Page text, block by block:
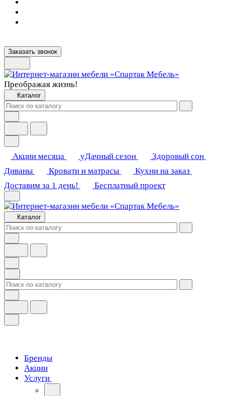
Заказать звонок
Преображая жизнь!
Каталог
Акции месяца уДачный сезон
Здоровый сон
Диваны
Кровати и матрасы
Кухни на заказ
Доставим за 1 день!
Бесплатный проект
Каталог
Бренды
Акции
Услуги